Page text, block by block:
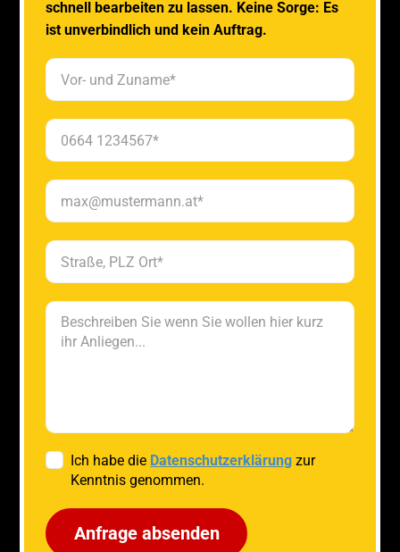
schnell bearbeiten zu lassen. Keine Sorge: Es
ist unverbindlich und kein Auftrag.
Ich habe die Datenschutzerklärung zur
Kenntnis genommen.